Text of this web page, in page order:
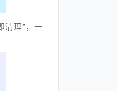
清理”，一